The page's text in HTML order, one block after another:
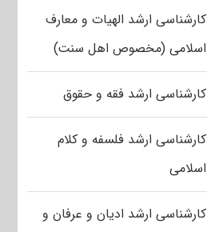
کارشناسی ارشد الهیات و معارف
اسلامی (مخصوص اهل سنت)
کارشناسی ارشد فقه و حقوق
کارشناسی ارشد فلسفه و کلام
اسلامی
کارشناسی ارشد ادیان و عرفان و